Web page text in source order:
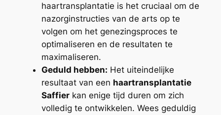
haartransplantatie is het cruciaal om de
nazorginstructies van de arts op te
volgen om het genezingsproces te
optimaliseren en de resultaten te
maximaliseren.
Geduld hebben: Het uiteindelijke
resultaat van een haartransplantatie
Saffierkan enige tijd duren om zich
volledig te ontwikkelen. Wees geduldig